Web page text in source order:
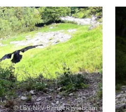
© LBV-NPV-Bartgeierwebcam